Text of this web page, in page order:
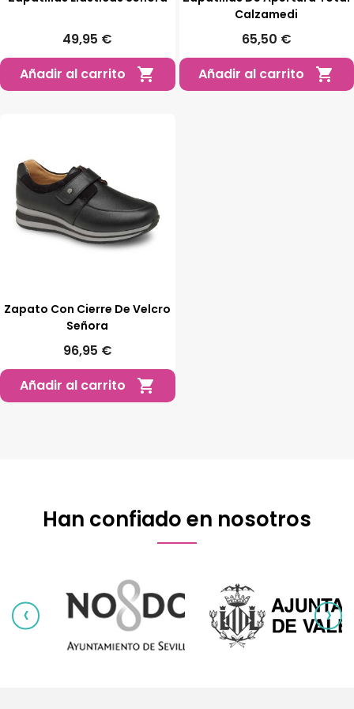
49,95 €
Añadir al carrito

Calzamedi
65,50 €
Añadir al carrito

Zapato Con Cierre De Velcro
Señora
96,95 €
Añadir al carrito

Han confiado en nosotros
‹ ›